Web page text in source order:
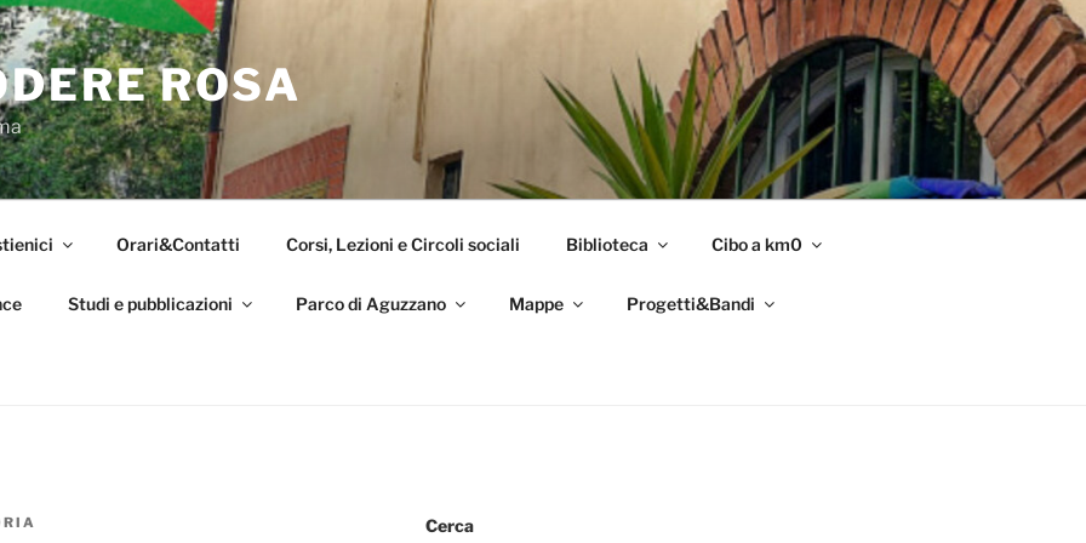
ROSA
Orari&Contatti Corsi, Lezioni e Circoli sociali Biblioteca Cibo a km0
Studi e pubblicazioni Parco di Aguzzano Mappe Progetti&Bandi
Cerca